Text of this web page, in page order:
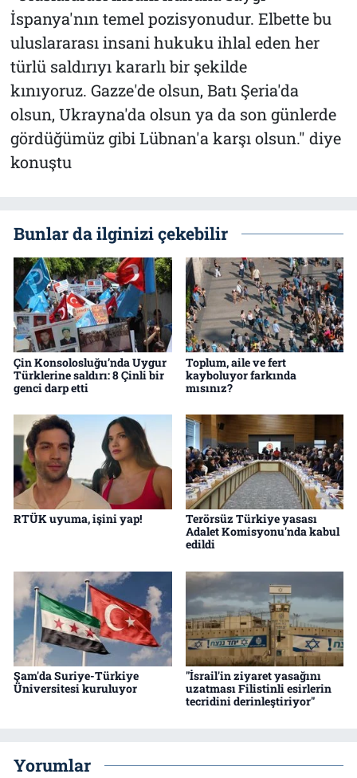
İspanya'nın temel pozisyonudur. Elbette bu
uluslararası insani hukuku ihlal eden her
türlü saldırıyı kararlı bir şekilde
kınıyoruz. Gazze'de olsun, Batı Şeria'da
olsun, Ukrayna'da olsun ya da son günlerde
gördüğümüz gibi Lübnan'a karşı olsun." diye
konuştu
Bunlar da ilginizi çekebilir
Çin Konsolosluğu’nda Uygur
Türklerine saldırı: 8 Çinli bir
genci darp etti
Toplum, aile ve fert
kayboluyor farkında
mısınız?
RTÜK uyuma, işini yap!
Terörsüz Türkiye yasası
Adalet Komisyonu'nda kabul
edildi
Şam'da Suriye-Türkiye
Üniversitesi kuruluyor
"İsrail'in ziyaret yasağını
uzatması Filistinli esirlerin
tecridini derinleştiriyor"
Yorumlar